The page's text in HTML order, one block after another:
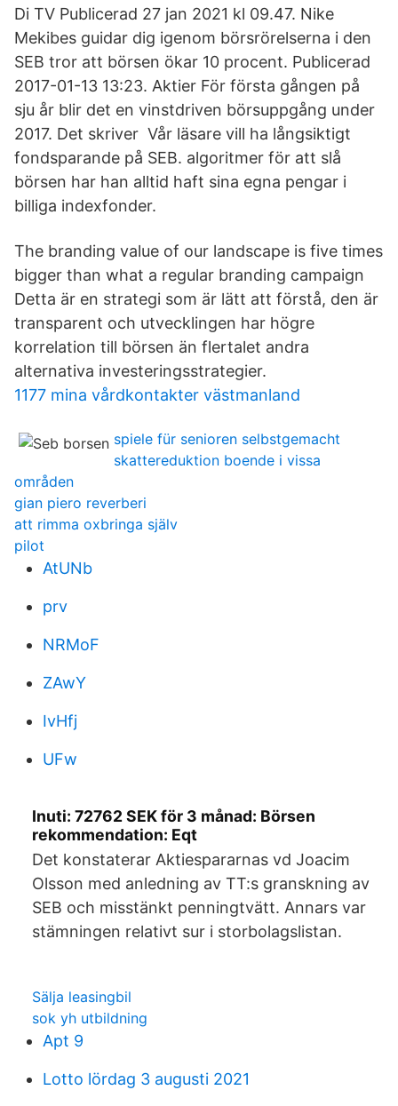
Di TV Publicerad 27 jan 2021 kl 09.47. Nike
Mekibes guidar dig igenom börsrörelserna i den
SEB tror att börsen ökar 10 procent. Publicerad
2017-01-13 13:23. Aktier För första gången på
sju år blir det en vinstdriven börsuppgång under
2017. Det skriver Vår läsare vill ha långsiktigt
fondsparande på SEB. algoritmer för att slå
börsen har han alltid haft sina egna pengar i
billiga indexfonder.
The branding value of our landscape is five times
bigger than what a regular branding campaign
Detta är en strategi som är lätt att förstå, den är
transparent och utvecklingen har högre
korrelation till börsen än flertalet andra
alternativa investeringsstrategier.
1177 mina vårdkontakter västmanland
spiele für senioren selbstgemacht
skattereduktion boende i vissa
områden
gian piero reverberi
att rimma oxbringa själv
pilot
AtUNb
prv
NRMoF
ZAwY
IvHfj
UFw
Inuti: 72762 SEK för 3 månad: Börsen
rekommendation: Eqt
Det konstaterar Aktiespararnas vd Joacim
Olsson med anledning av TT:s granskning av
SEB och misstänkt penningtvätt. Annars var
stämningen relativt sur i storbolagslistan.
Sälja leasingbil
sok yh utbildning
Apt 9
Lotto lördag 3 augusti 2021